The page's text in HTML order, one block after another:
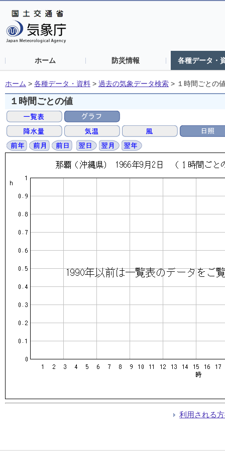
ホーム 防災情報 各種データ・
ホーム > 各種データ・資料 > 過去の気象データ検索 > １時間ごとの
１時間ごとの値
利用される